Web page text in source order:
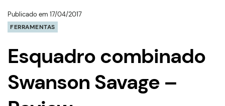
Publicado em 17/04/2017
FERRAMENTAS
Esquadro combinado
Swanson Savage –